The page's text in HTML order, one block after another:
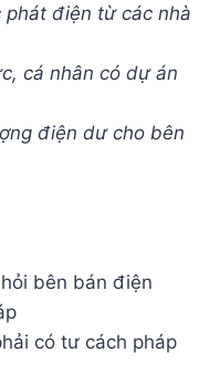
điện từ các nhà
cá nhân có dự án
điện dư cho bên
bên bán điện
có tư cách pháp